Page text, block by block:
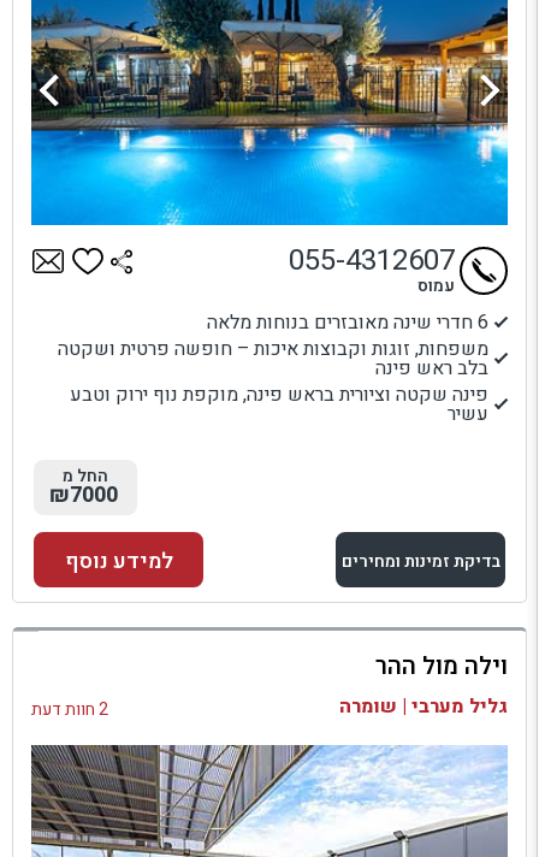
6 חדרי שינה מאובזרים בנוחות מלאה
משפחות, זוגות וקבוצות איכות – חופשה פרטית ושקטה
בלב ראש פינה
פינה שקטה וציורית בראש פינה, מוקפת נוף ירוק וטבע
עשיר
055-4312607
עמוס
החל מ
₪7000
בדיקת זמינות ומחירים
למתחם זה
בדיקת זמינות ומחירים
למידע נוסף
וילה מול ההר
גליל מערבי | שומרה 2 חוות דעת